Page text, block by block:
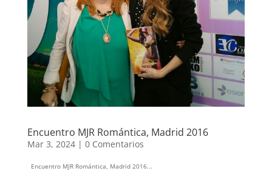
Encuentro MJR Romántica, Madrid 2016
Mar 3, 2024| 0 Comentarios
Encuentro MJR Romántica, Madrid 2016...